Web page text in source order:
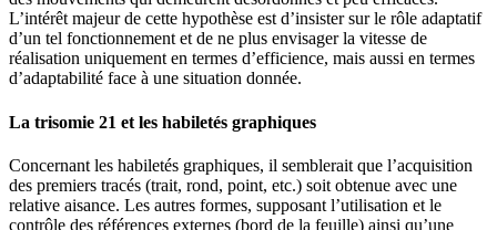
L’intérêt majeur de cette hypothèse est d’insister sur le rôle adaptatif
d’un tel fonctionnement et de ne plus envisager la vitesse de
réalisation uniquement en termes d’efficience, mais aussi en termes
d’adaptabilité face à une situation donnée.
La trisomie 21 et les habiletés graphiques
Concernant les habiletés graphiques, il semblerait que l’acquisition
des premiers tracés (trait, rond, point, etc.) soit obtenue avec une
relative aisance. Les autres formes, supposant l’utilisation et le
contrôle des références externes (bord de la feuille) ainsi qu’une